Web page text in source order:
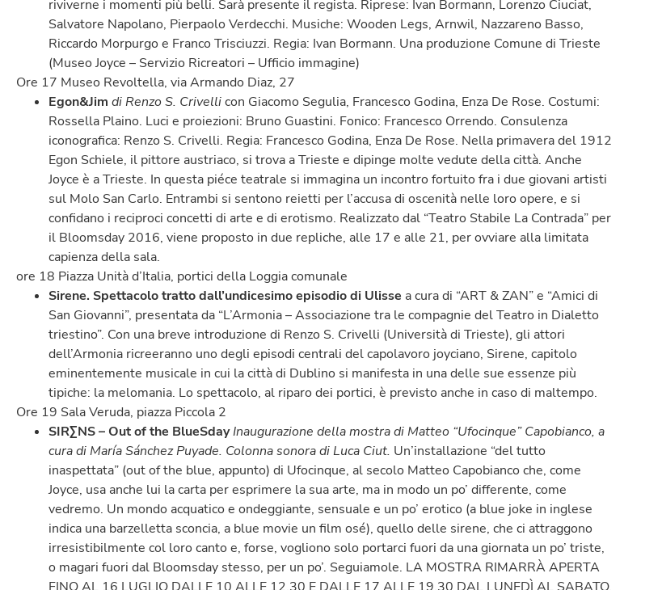
riviverne i momenti più belli. Sarà presente il regista. Riprese: Ivan Bormann, Lorenzo Ciuciat,
Salvatore Napolano, Pierpaolo Verdecchi. Musiche: Wooden Legs, Arnwil, Nazzareno Basso,
Riccardo Morpurgo e Franco Trisciuzzi. Regia: Ivan Bormann. Una produzione Comune di Trieste
(Museo Joyce – Servizio Ricreatori – Ufficio immagine)
Ore 17 Museo Revoltella, via Armando Diaz, 27
Egon&Jim di Renzo S. Crivellicon Giacomo Segulia, Francesco Godina, Enza De Rose. Costumi:
Rossella Plaino. Luci e proiezioni: Bruno Guastini. Fonico: Francesco Orrendo. Consulenza
iconografica: Renzo S. Crivelli. Regia: Francesco Godina, Enza De Rose. Nella primavera del 1912
Egon Schiele, il pittore austriaco, si trova a Trieste e dipinge molte vedute della città. Anche
Joyce è a Trieste. In questa piéce teatrale si immagina un incontro fortuito fra i due giovani artisti
sul Molo San Carlo. Entrambi si sentono reietti per l’accusa di oscenità nelle loro opere, e si
confidano i reciproci concetti di arte e di erotismo. Realizzato dal “Teatro Stabile La Contrada” per
il Bloomsday 2016, viene proposto in due repliche, alle 17 e alle 21, per ovviare alla limitata
capienza della sala.
ore 18 Piazza Unità d’Italia, portici della Loggia comunale
Sirene. Spettacolo tratto dall’undicesimo episodio di Ulisse a cura di “ART & ZAN” e “Amici di
San Giovanni”, presentata da “L’Armonia – Associazione tra le compagnie del Teatro in Dialetto
triestino”. Con una breve introduzione di Renzo S. Crivelli (Università di Trieste), gli attori
dell’Armonia ricreeranno uno degli episodi centrali del capolavoro joyciano, Sirene, capitolo
eminentemente musicale in cui la città di Dublino si manifesta in una delle sue essenze più
tipiche: la melomania. Lo spettacolo, al riparo dei portici, è previsto anche in caso di maltempo.
Ore 19 Sala Veruda, piazza Piccola 2
SIRΣNS – Out of the BlueSdayInaugurazione della mostra di Matteo “Ufocinque” Capobianco, a
cura di María Sánchez Puyade. Colonna sonora di Luca Ciut. Un’installazione “del tutto
inaspettata” (out of the blue, appunto) di Ufocinque, al secolo Matteo Capobianco che, come
Joyce, usa anche lui la carta per esprimere la sua arte, ma in modo un po’ differente, come
vedremo. Un mondo acquatico e ondeggiante, sensuale e un po’ erotico (a blue joke in inglese
indica una barzelletta sconcia, a blue movie un film osé), quello delle sirene, che ci attraggono
irresistibilmente col loro canto e, forse, vogliono solo portarci fuori da una giornata un po’ triste,
o magari fuori dal Bloomsday stesso, per un po’. Seguiamole. LA MOSTRA RIMARRÀ APERTA